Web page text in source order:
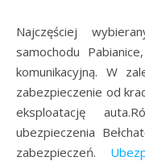
Najczęściej
samochodu
komunikacyjną. W
zabezpieczenie od
eksploatację
ubezpieczenia
zabezpieczeń.